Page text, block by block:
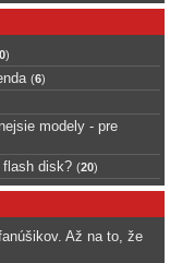
0)
(6)
modely - pre
disk? (20)
Až na to, že